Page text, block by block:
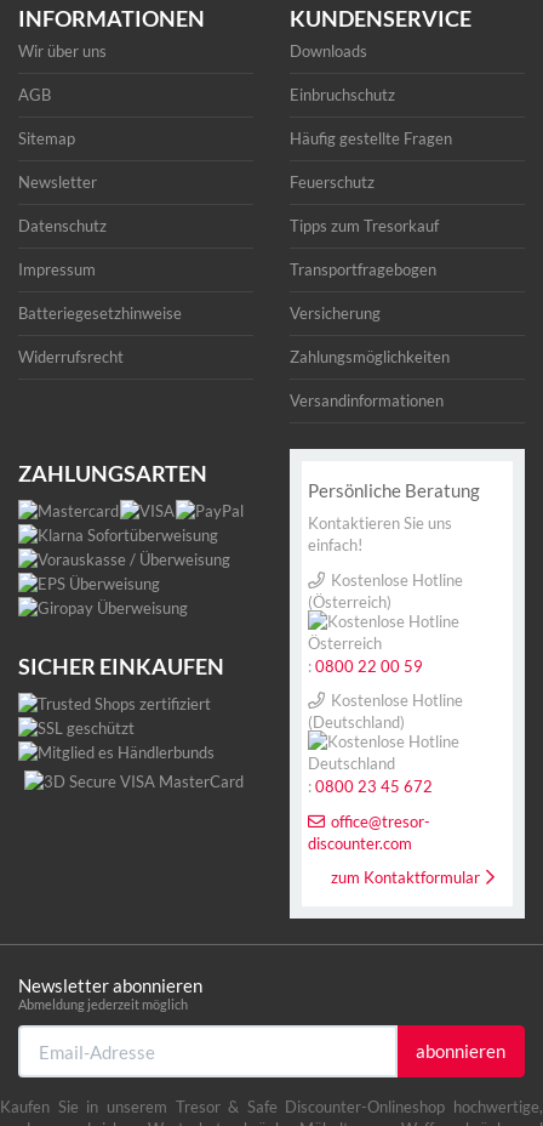
INFORMATIONEN
Wir über uns
AGB
Sitemap
Newsletter
Datenschutz
Impressum
Batteriegesetzhinweise
Widerrufsrecht
KUNDENSERVICE
Downloads
Einbruchschutz
Häufig gestellte Fragen
Feuerschutz
Tipps zum Tresorkauf
Transportfragebogen
Versicherung
Zahlungsmöglichkeiten
Versandinformationen
ZAHLUNGSARTEN
SICHER EINKAUFEN
Persönliche Beratung
Kontaktieren Sie uns
einfach!
Kostenlose Hotline
(Österreich)
:0800 22 00 59
Kostenlose Hotline
(Deutschland)
:0800 23 45 672
office@tresor-
discounter.com
zum Kontaktformular
Newsletter abonnieren
Abmeldung jederzeit möglich
Email-
Adresse
abonnieren
Kaufen Sie in unserem Tresor & Safe Discounter-Onlineshop hochwertige,